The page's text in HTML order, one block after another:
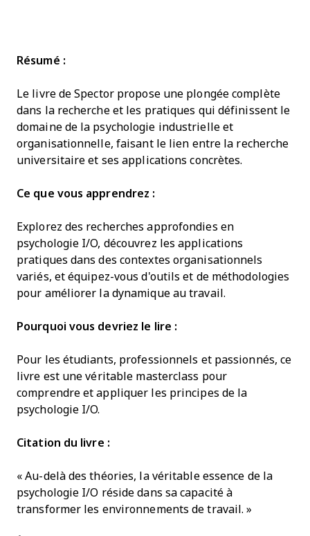
Résumé :
Le livre de Spector propose une plongée complète
dans la recherche et les pratiques qui définissent le
domaine de la psychologie industrielle et
organisationnelle, faisant le lien entre la recherche
universitaire et ses applications concrètes.
Ce que vous apprendrez :
Explorez des recherches approfondies en
psychologie I/O, découvrez les applications
pratiques dans des contextes organisationnels
variés, et équipez-vous d'outils et de méthodologies
pour améliorer la dynamique au travail.
Pourquoi vous devriez le lire :
Pour les étudiants, professionnels et passionnés, ce
livre est une véritable masterclass pour
comprendre et appliquer les principes de la
psychologie I/O.
Citation du livre :
« Au-delà des théories, la véritable essence de la
psychologie I/O réside dans sa capacité à
transformer les environnements de travail. »